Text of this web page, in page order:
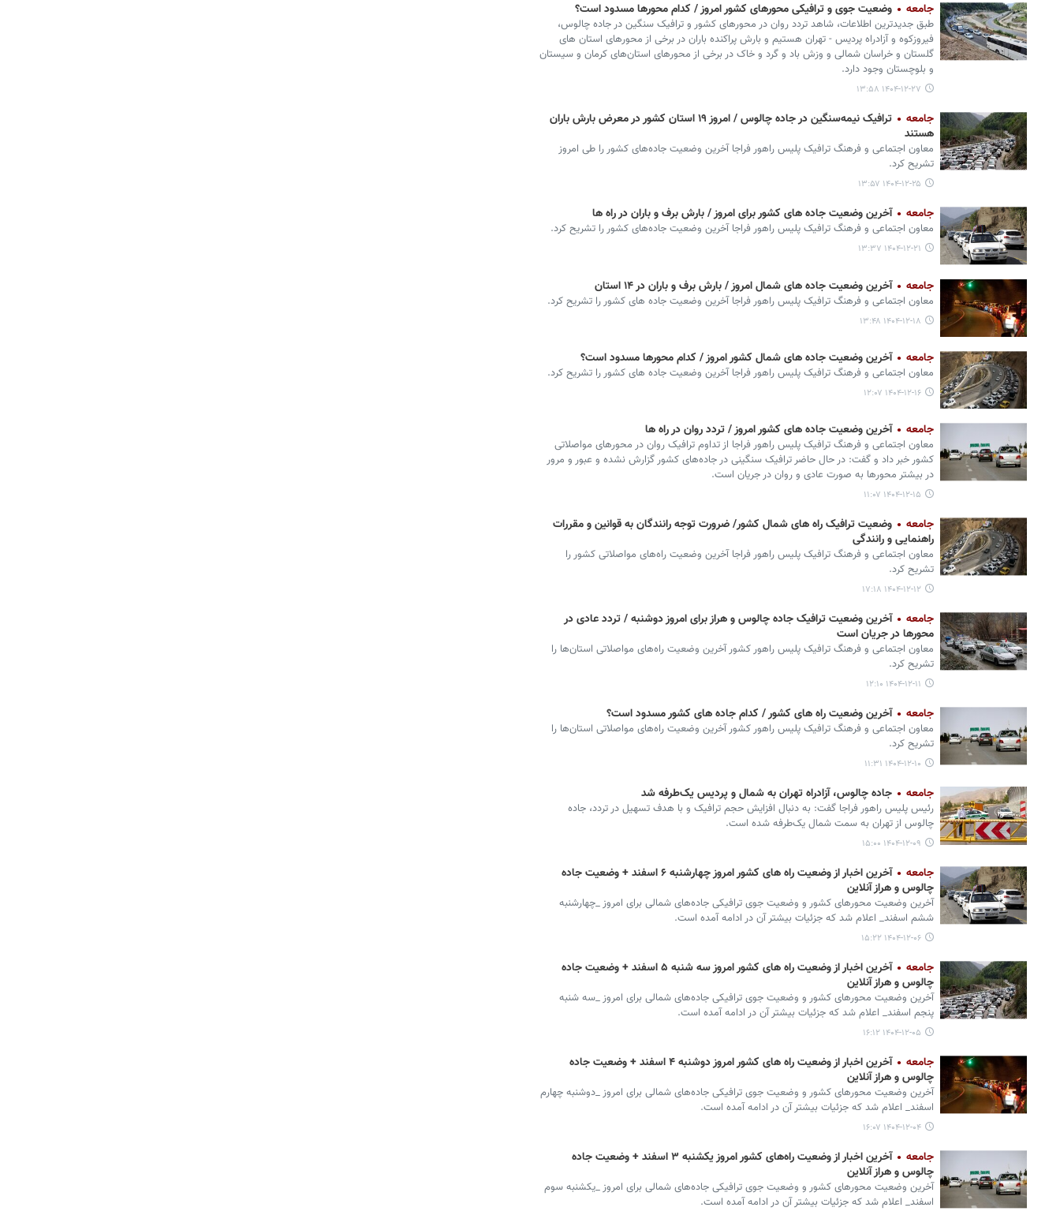
جامعه وضعیت جوی و ترافیکی محورهای کشور امروز / کدام محورها مسدود است؟
طبق جدیدترین اطلاعات، شاهد تردد روان در محورهای کشور و ترافیک سنگین در جاده چالوس،
فیروزکوه و آزادراه پردیس - تهران هستیم و بارش پراکنده باران در برخی از محورهای استان های
گلستان و خراسان شمالی و وزش باد و گرد و خاک در برخی از محورهای استان‌های کرمان و سیستان
و بلوچستان وجود دارد.
۱۴۰۴-۱۲-۲۷ ۱۳:۵۸
جامعه
ترافیک نیمه‌سنگین در جاده چالوس / امروز ۱۹ استان کشور در معرض بارش باران
هستند
معاون اجتماعی و فرهنگ ترافیک پلیس راهور فراجا آخرین وضعیت جاده‌های کشور را طی امروز
تشریح کرد.
۱۴۰۴-۱۲-۲۵ ۱۳:۵۷
جامعه آخرین وضعیت جاده های کشور برای امروز / بارش برف و باران در راه ها
معاون اجتماعی و فرهنگ ترافیک پلیس راهور فراجا آخرین وضعیت جاده‌های کشور را تشریح کرد.
۱۴۰۴-۱۲-۲۱ ۱۳:۳۷
جامعه آخرین وضعیت جاده های شمال امروز / بارش برف و باران در ۱۴ استان
معاون اجتماعی و فرهنگ ترافیک پلیس راهور فراجا آخرین وضعیت جاده های کشور را تشریح کرد.
۱۴۰۴-۱۲-۱۸ ۱۳:۴۸
جامعه آخرین وضعیت جاده های شمال کشور امروز / کدام محورها مسدود است؟
معاون اجتماعی و فرهنگ ترافیک پلیس راهور فراجا آخرین وضعیت جاده های کشور را تشریح کرد.
۱۴۰۴-۱۲-۱۶ ۱۲:۰۷
جامعه آخرین وضعیت جاده های کشور امروز / تردد روان در راه ها
معاون اجتماعی و فرهنگ ترافیک پلیس راهور فراجا از تداوم ترافیک روان در محورهای مواصلاتی
کشور خبر داد و گفت: در حال حاضر ترافیک سنگینی در جاده‌های کشور گزارش نشده و عبور و مرور
در بیشتر محورها به صورت عادی و روان در جریان است.
۱۴۰۴-۱۲-۱۵ ۱۱:۰۷
جامعه
وضعیت ترافیک راه های شمال کشور/ ضرورت توجه رانندگان به قوانین و مقررات
راهنمایی و رانندگی
معاون اجتماعی و فرهنگ ترافیک پلیس راهور فراجا آخرین وضعیت راه‌های مواصلاتی کشور را
تشریح کرد.
۱۴۰۴-۱۲-۱۲ ۱۷:۱۸
جامعه
آخرین وضعیت ترافیک جاده چالوس و هراز برای امروز دوشنبه / تردد عادی در
محورها در جریان است
معاون اجتماعی و فرهنگ ترافیک پلیس راهور کشور آخرین وضعیت راه‌های مواصلاتی استان‌ها را
تشریح کرد.
۱۴۰۴-۱۲-۱۱ ۱۲:۱۰
جامعه آخرین وضعیت راه های کشور / کدام جاده های کشور مسدود است؟
معاون اجتماعی و فرهنگ ترافیک پلیس راهور کشور آخرین وضعیت راه‌های مواصلاتی استان‌ها را
تشریح کرد.
۱۴۰۴-۱۲-۱۰ ۱۱:۳۱
جامعه جاده چالوس، آزادراه تهران به شمال و پردیس یک‌طرفه شد
رئیس پلیس راهور فراجا گفت: به دنبال افزایش حجم ترافیک و با هدف تسهیل در تردد، جاده
چالوس از تهران به سمت شمال یک‌طرفه شده است.
۱۴۰۴-۱۲-۰۹ ۱۵:۰۰
جامعه
آخرین اخبار از وضعیت راه های کشور امروز چهارشنبه ۶ اسفند + وضعیت جاده
چالوس و هراز آنلاین
آخرین وضعیت محورهای کشور و وضعیت جوی ترافیکی جاده‌های شمالی برای امروز _چهارشنبه
ششم اسفند_ اعلام شد که جزئیات بیشتر آن در ادامه آمده است.
۱۴۰۴-۱۲-۰۶ ۱۵:۲۲
جامعه
آخرین اخبار از وضعیت راه های کشور امروز سه شنبه ۵ اسفند + وضعیت جاده
چالوس و هراز آنلاین
آخرین وضعیت محورهای کشور و وضعیت جوی ترافیکی جاده‌های شمالی برای امروز _سه شنبه
پنجم اسفند_ اعلام شد که جزئیات بیشتر آن در ادامه آمده است.
۱۴۰۴-۱۲-۰۵ ۱۶:۱۲
جامعه
آخرین اخبار از وضعیت راه های کشور امروز دوشنبه ۴ اسفند + وضعیت جاده
چالوس و هراز آنلاین
آخرین وضعیت محورهای کشور و وضعیت جوی ترافیکی جاده‌های شمالی برای امروز _دوشنبه چهارم
اسفند_ اعلام شد که جزئیات بیشتر آن در ادامه آمده است.
۱۴۰۴-۱۲-۰۴ ۱۶:۰۷
جامعه
آخرین اخبار از وضعیت راه‌های کشور امروز یکشنبه ۳ اسفند + وضعیت جاده
چالوس و هراز آنلاین
آخرین وضعیت محورهای کشور و وضعیت جوی ترافیکی جاده‌های شمالی برای امروز _یکشنبه سوم
اسفند_ اعلام شد که جزئیات بیشتر آن در ادامه آمده است.